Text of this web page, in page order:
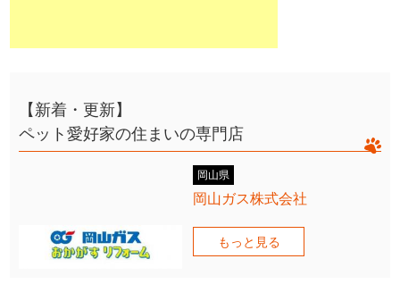
【新着・更新】
ペット愛好家の住まいの専門店
岡山県
岡山ガス株式会社
もっと見る